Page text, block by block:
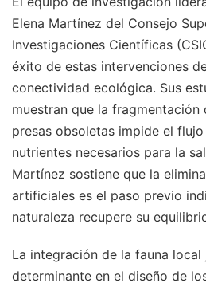
Elena Martínez del Consejo
Investigaciones Científicas
éxito de estas intervenciones
conectividad ecológica. Sus
muestran que la fragmentación
presas obsoletas impide el
nutrientes necesarios para la
Martínez sostiene que la
artificiales es el paso previo
naturaleza recupere su
La integración de la fauna local
determinante en el diseño de